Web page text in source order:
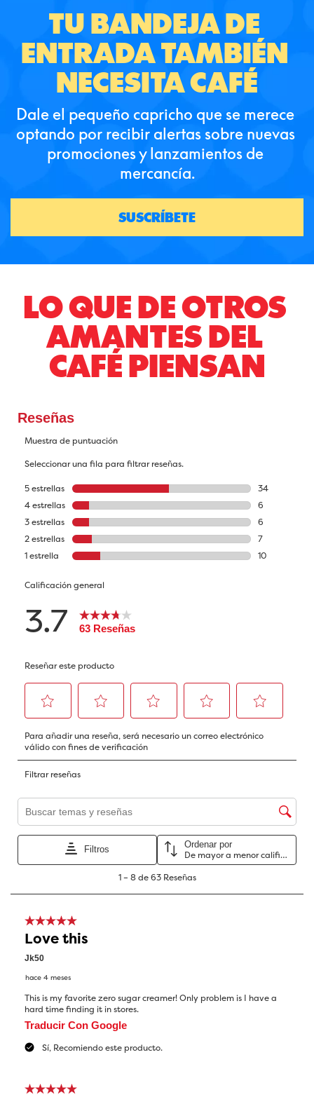
TU BANDEJA DE
ENTRADA TAMBIÉN
NECESITA CAFÉ
Dale el pequeño capricho que se merece
optando por recibir alertas sobre nuevas
promociones y lanzamientos de
mercancía.
SUSCRÍBETE
LO QUE DE OTROS
AMANTES DEL
CAFÉ PIENSAN